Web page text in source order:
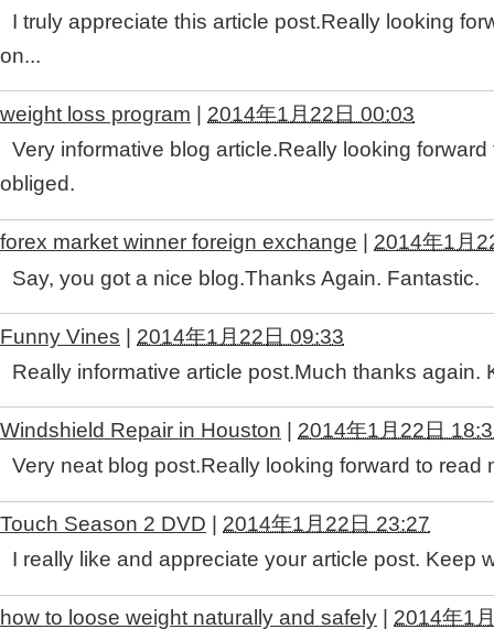
I truly appreciate this article post.Really looking
on...
weight loss program
2014年1月22日 00:03
Very informative blog article.Really looking
obliged.
forex market winner foreign exchange
2014年1月
Say, you got a nice blog.Thanks Again. Fantastic.
Funny Vines | 2014年1月22日 09:33
Really informative article post.Much thanks again.
Windshield Repair in Houston
2014年1月22日
Very neat blog post.Really looking forward to read
Touch Season 2 DVD
2014年1月22日 23:27
I really like and appreciate your article post. Keep
how to loose weight naturally and safely
2014年1